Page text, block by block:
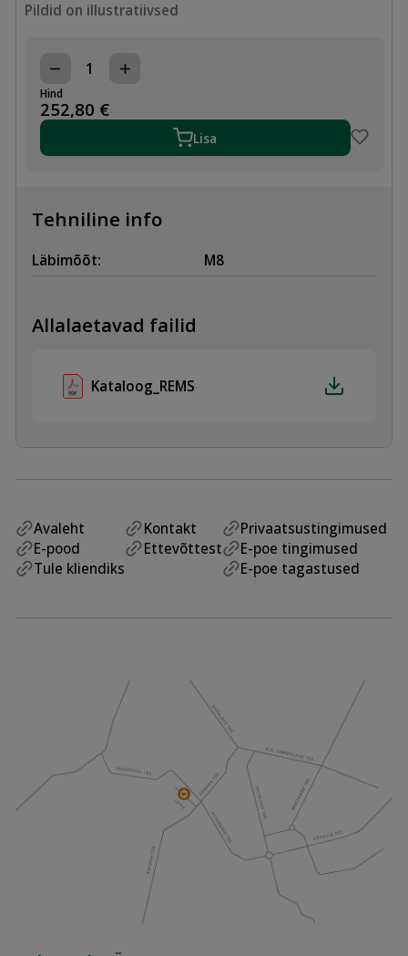
Pildid on illustratiivsed
LÕIKE-
PRESSPIHID
MINI
M8
Hind
252,80 €
Lisa
Tehniline info
Läbimõõt: M8
Allalaetavad failid
Kataloog_REMS
Avaleht
E-pood
Tule kliendiks
Kontakt
Ettevõttest
Privaatsustingimused
E-poe tingimused
E-poe tagastused